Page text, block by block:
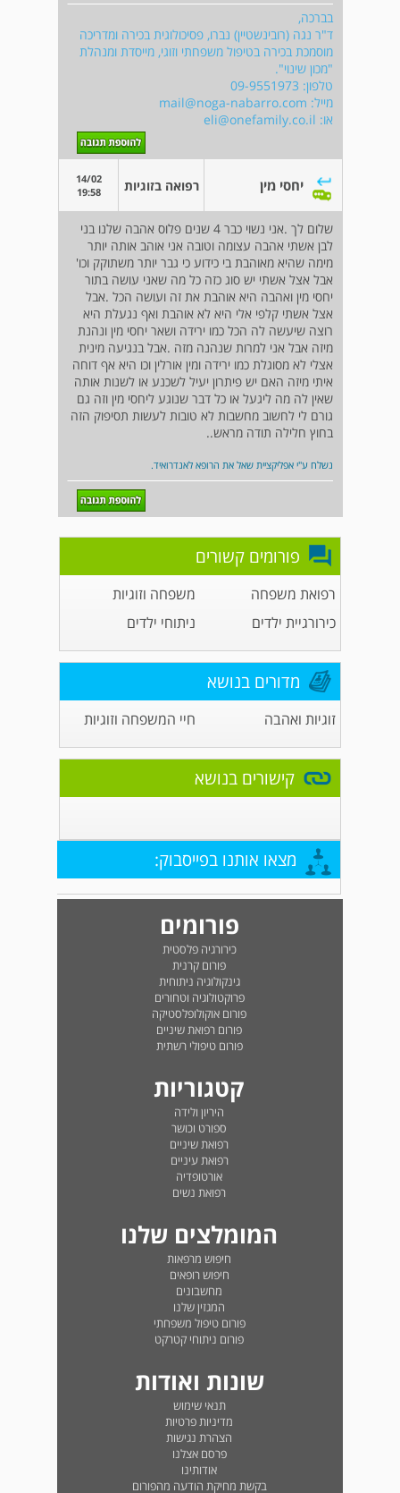
בברכה,
ד"ר נגה (רובינשטיין) נברו, פסיכולוגית בכירה ומדריכה
מוסמכת בכירה בטיפול משפחתי וזוגי, מייסדת ומנהלת
"מכון שינוי".
טלפון: 09-9551973
מייל: mail@noga-nabarro.com
או: eli@onefamily.co.il
יחסי מין רפואה בזוגיות
14/02
19:58
שלום לך .אני נשוי כבר 4 שנים פלוס אהבה שלנו בני
לבן אשתי אהבה עצומה וטובה אני אוהב אותה יותר
מימה שהיא מאוהבת בי כידוע כי גבר יותר משתוקק וכו'
אבל אצל אשתי יש סוג כזה כל מה שאני עושה בתור
יחסי מין ואהבה היא אוהבת את זה ועושה הכל .אבל
אצל אשתי קלפי אלי היא לא אוהבת ואף נגעלת היא
רוצה שיעשה לה הכל כמו ירידה ושאר יחסי מין ונהנת
מיזה אבל אני למרות שנהנה מזה .אבל בנגיעה מינית
אצלי לא מסוגלת כמו ירידה ומין אורלין וכו היא אף דוחה
איתי מיזה האם יש פיתרון יעיל לשכנע או לשנות אותה
שאין לה מה ליגעל או כל דבר שנוגע ליחסי מין וזה גם
גורם לי לחשוב מחשבות לא טובות לעשות תסיפוק הזה
בחוץ חלילה תודה מראש..
נשלח ע"י אפליקציית שאל את הרופא לאנדרואיד.
פורומים קשורים
רפואת משפחה
משפחה וזוגיות
כירורגיית ילדים
ניתוחי ילדים
מדורים בנושא
זוגיות ואהבה חיי המשפחה וזוגיות
קישורים בנושא
מצאו אותנו בפייסבוק:
פורומים
כירורגיה פלסטית
פורום קרנית
גינקולוגיה ניתוחית
פרוקטולוגיה וטחורים
פורום אוקולופלסטיקה
פורום רפואת שיניים
פורום טיפולי רשתית
קטגוריות
היריון ולידה
ספורט וכושר
רפואת שיניים
רפואת עיניים
אורטופדיה
רפואת נשים
המומלצים שלנו
חיפוש מרפאות
חיפוש רופאים
מחשבונים
המגזין שלנו
פורום טיפול משפחתי
פורום ניתוחי קטרקט
שונות ואודות
תנאי שימוש
מדיניות פרטיות
הצהרת נגישות
פרסם אצלנו
אודותינו
בקשת מחיקת הודעה מהפורום